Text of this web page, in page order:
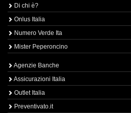
Di chi è?
Onlus Italia
Numero Verde Ita
Mister Peperoncino
Agenzie Banche
Assicurazioni Italia
Outlet Italia
Preventivato.it